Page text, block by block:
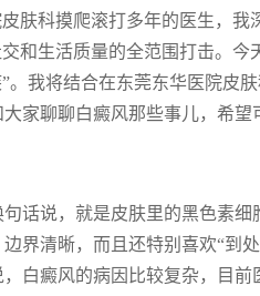
肤科摸爬滚打多年的医生，我
和生活质量的全范围打击。今
我将结合在东莞东华医院皮
家聊聊白癜风那些事儿，希望
话说，就是皮肤里的黑色素细
界清晰，而且还特别喜欢“到
白癜风的病因比较复杂，目前